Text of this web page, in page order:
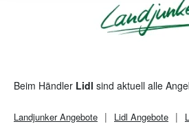
Beim Händler Lidl sind aktuell alle
LandjunkerAngebote Lidl Angebote